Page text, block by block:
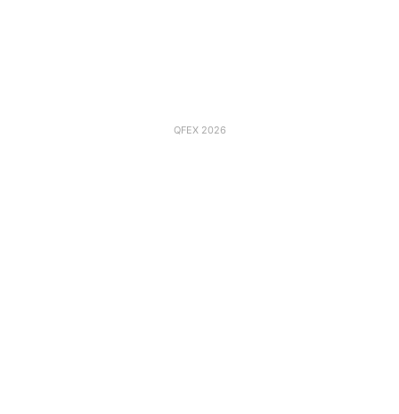
QFEX 2026